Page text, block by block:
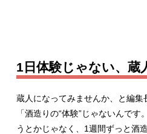
1日体験じゃない、蔵
蔵人になってみませんか、と編集
「酒造りの“体験”じゃないんで
うとかじゃなく、1週間ずっと酒